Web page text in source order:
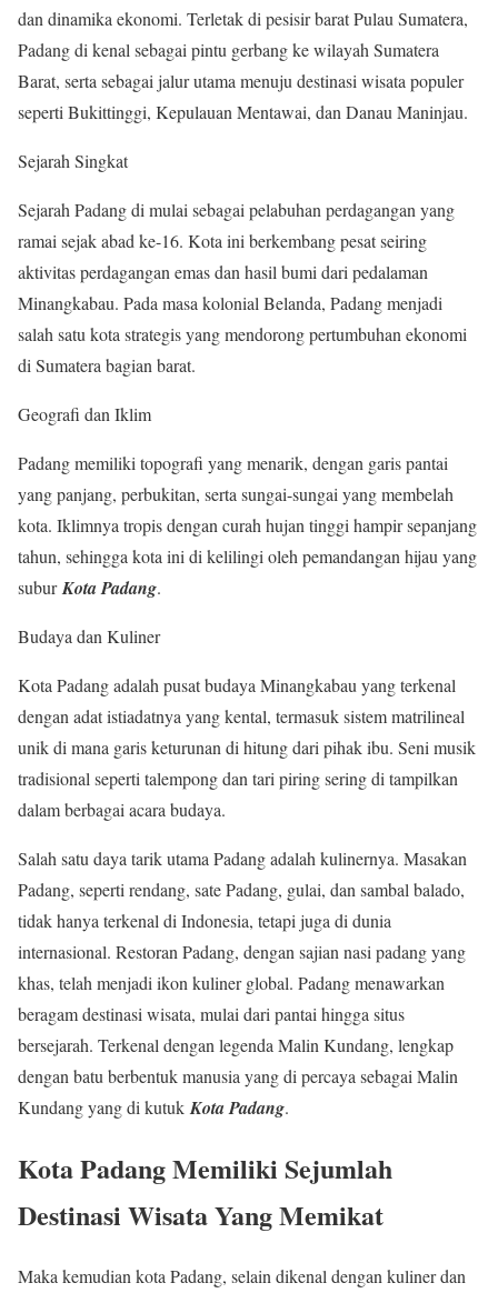
dan dinamika ekonomi. Terletak di pesisir barat Pulau Sumatera,
Padang di kenal sebagai pintu gerbang ke wilayah Sumatera
Barat, serta sebagai jalur utama menuju destinasi wisata populer
seperti Bukittinggi, Kepulauan Mentawai, dan Danau Maninjau.
Sejarah Singkat
Sejarah Padang di mulai sebagai pelabuhan perdagangan yang
ramai sejak abad ke-16. Kota ini berkembang pesat seiring
aktivitas perdagangan emas dan hasil bumi dari pedalaman
Minangkabau. Pada masa kolonial Belanda, Padang menjadi
salah satu kota strategis yang mendorong pertumbuhan ekonomi
di Sumatera bagian barat.
Geografi dan Iklim
Padang memiliki topografi yang menarik, dengan garis pantai
yang panjang, perbukitan, serta sungai-sungai yang membelah
kota. Iklimnya tropis dengan curah hujan tinggi hampir sepanjang
tahun, sehingga kota ini di kelilingi oleh pemandangan hijau yang
suburKota Padang.
Budaya dan Kuliner
Kota Padang adalah pusat budaya Minangkabau yang terkenal
dengan adat istiadatnya yang kental, termasuk sistem matrilineal
unik di mana garis keturunan di hitung dari pihak ibu. Seni musik
tradisional seperti talempong dan tari piring sering di tampilkan
dalam berbagai acara budaya.
Salah satu daya tarik utama Padang adalah kulinernya. Masakan
Padang, seperti rendang, sate Padang, gulai, dan sambal balado,
tidak hanya terkenal di Indonesia, tetapi juga di dunia
internasional. Restoran Padang, dengan sajian nasi padang yang
khas, telah menjadi ikon kuliner global. Padang menawarkan
beragam destinasi wisata, mulai dari pantai hingga situs
bersejarah. Terkenal dengan legenda Malin Kundang, lengkap
dengan batu berbentuk manusia yang di percaya sebagai Malin
Kundang yang di kutukKota Padang.
Kota Padang Memiliki Sejumlah
Destinasi Wisata Yang Memikat
Maka kemudian kota Padang, selain dikenal dengan kuliner dan